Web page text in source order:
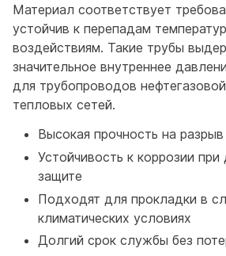
Материал соответствует
устойчив к перепадам
воздействиям. Такие трубы
значительное внутреннее
для трубопроводов
тепловых сетей.
Высокая прочность на
Устойчивость к коррозии
защите
Подходят для прокладки в
климатических условиях
Долгий срок службы без